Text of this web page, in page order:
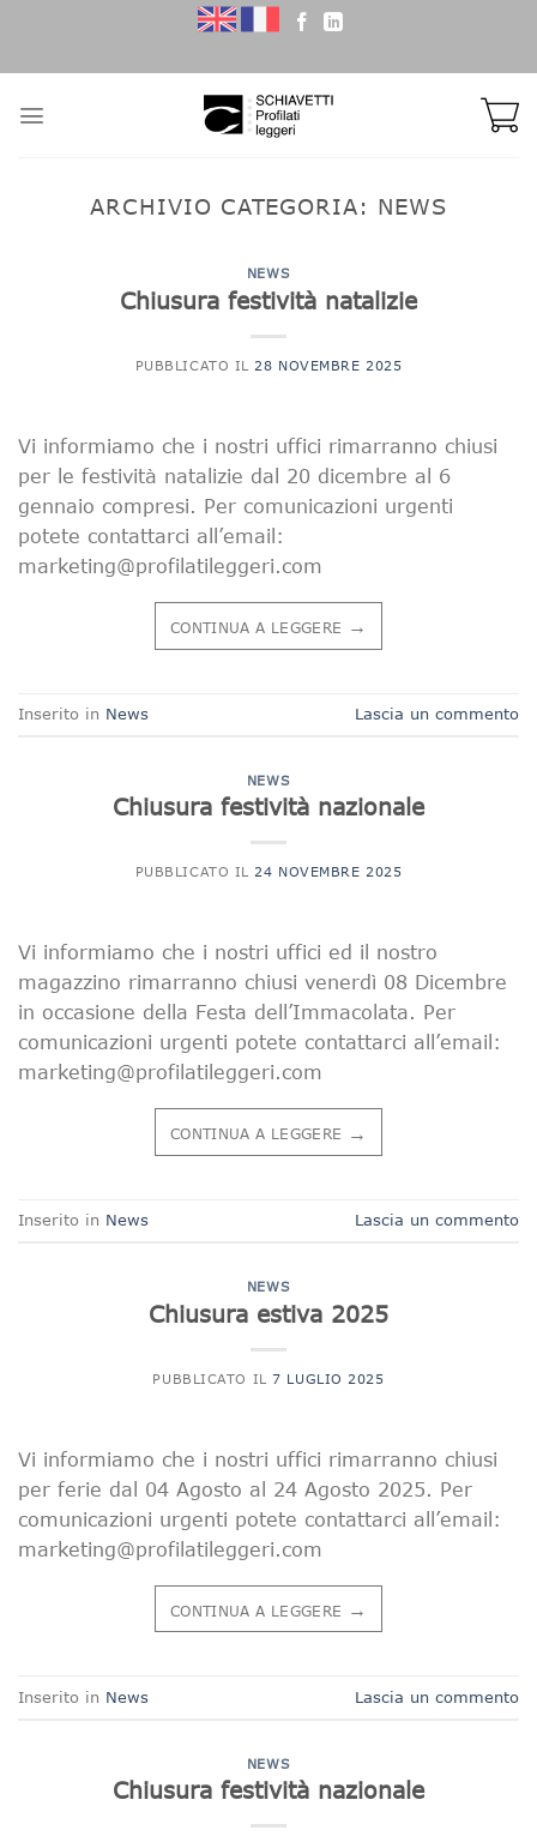
content
ARCHIVIO CATEGORIA: NEWS
NEWS
Chiusura festività natalizie
PUBBLICATO IL 28 NOVEMBRE 2025
Vi informiamo che i nostri uffici rimarranno chiusi
per le festività natalizie dal 20 dicembre al 6
gennaio compresi. Per comunicazioni urgenti
potete contattarci all’email:
marketing@profilatileggeri.com
CONTINUA A LEGGERE →
Inserito in News Lascia un commento
NEWS
Chiusura festività nazionale
PUBBLICATO IL 24 NOVEMBRE 2025
Vi informiamo che i nostri uffici ed il nostro
magazzino rimarranno chiusi venerdì 08 Dicembre
in occasione della Festa dell’Immacolata. Per
comunicazioni urgenti potete contattarci all’email:
marketing@profilatileggeri.com
CONTINUA A LEGGERE →
Inserito in News Lascia un commento
NEWS
Chiusura estiva 2025
PUBBLICATO IL7 LUGLIO 2025
Vi informiamo che i nostri uffici rimarranno chiusi
per ferie dal 04 Agosto al 24 Agosto 2025. Per
comunicazioni urgenti potete contattarci all’email:
marketing@profilatileggeri.com
CONTINUA A LEGGERE →
Inserito in News Lascia un commento
NEWS
Chiusura festività nazionale